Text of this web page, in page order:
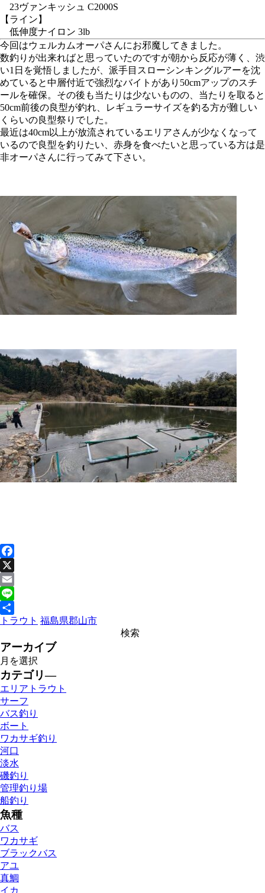
23ヴァンキッシュ C2000S
【ライン】
低伸度ナイロン 3lb
今回はウェルカムオーパさんにお邪魔してきました。
数釣りが出来ればと思っていたのですが朝から反応が薄く、渋
い1日を覚悟しましたが、派手目スローシンキングルアーを沈
めていると中層付近で強烈なバイトがあり50cmアップのスチ
ールを確保。その後も当たりは少ないものの、当たりを取ると
50cm前後の良型が釣れ、レギュラーサイズを釣る方が難しい
くらいの良型祭りでした。
最近は40cm以上が放流されているエリアさんが少なくなって
いるので良型を釣りたい、赤身を食べたいと思っている方は是
非オーパさんに行ってみて下さい。
Facebook
X
Email
Line
共
トラウト 福島県郡山市
アーカイブ
カテゴリ―
エリアトラウト
サーフ
バス釣り
ボート
ワカサギ釣り
河口
淡水
磯釣り
管理釣り場
船釣り
魚種
バス
ワカサギ
ブラックバス
アユ
真鯛
イカ